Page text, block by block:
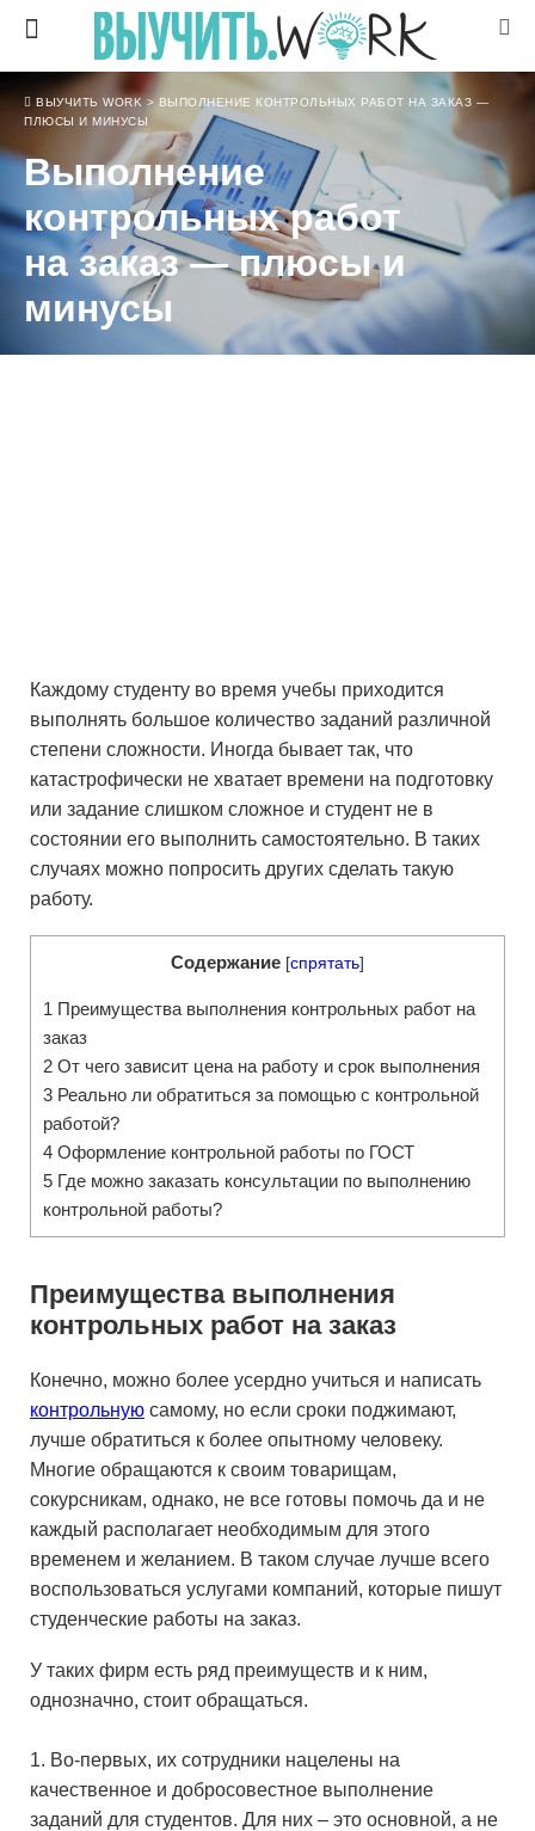
ВЫУЧИТЬ WORK> ВЫПОЛНЕНИЕ КОНТРОЛЬНЫХ РАБОТ НА ЗАКАЗ —
ПЛЮСЫ И МИНУСЫ
Выполнение
контрольных работ
на заказ — плюсы и
минусы
Каждому студенту во время учебы приходится
выполнять большое количество заданий различной
степени сложности. Иногда бывает так, что
катастрофически не хватает времени на подготовку
или задание слишком сложное и студент не в
состоянии его выполнить самостоятельно. В таких
случаях можно попросить других сделать такую
работу.
Содержание [спрятать]
1 Преимущества выполнения контрольных работ на
заказ
2 От чего зависит цена на работу и срок выполнения
3 Реально ли обратиться за помощью с контрольной
работой?
4 Оформление контрольной работы по ГОСТ
5 Где можно заказать консультации по выполнению
контрольной работы?
Преимущества выполнения
контрольных работ на заказ
Конечно, можно более усердно учиться и написать
контрольную самому, но если сроки поджимают,
лучше обратиться к более опытному человеку.
Многие обращаются к своим товарищам,
сокурсникам, однако, не все готовы помочь да и не
каждый располагает необходимым для этого
временем и желанием. В таком случае лучше всего
воспользоваться услугами компаний, которые пишут
студенческие работы на заказ.
У таких фирм есть ряд преимуществ и к ним,
однозначно, стоит обращаться.
Во-первых, их сотрудники нацелены на
качественное и добросовестное выполнение
заданий для студентов. Для них – это основной, а не